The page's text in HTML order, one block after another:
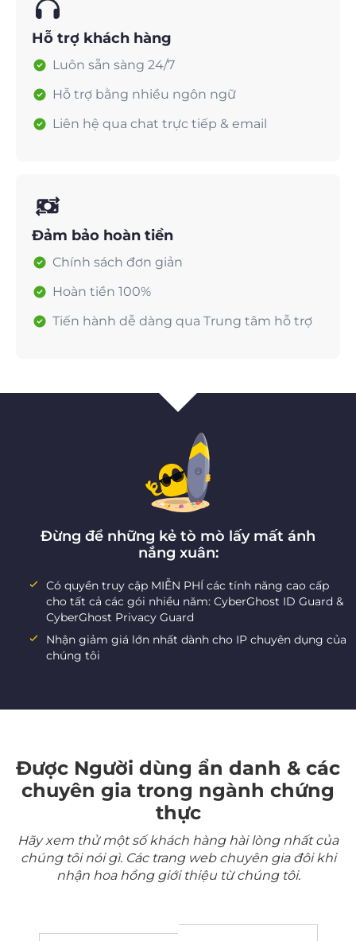
Hỗ trợ khách hàng
Luôn sẵn sàng 24/7
Hỗ trợ bằng nhiều ngôn ngữ
Liên hệ qua chat trực tiếp & email
Đảm bảo hoàn tiền
Chính sách đơn giản
Hoàn tiền 100%
Tiến hành dễ dàng qua Trung tâm hỗ trợ
Đừng để những kẻ tò mò lấy mất ánh
nắng xuân:
Có quyền truy cập MIỄN PHÍ các tính năng cao cấp
cho tất cả các gói nhiều năm: CyberGhost ID Guard &
CyberGhost Privacy Guard
Nhận giảm giá lớn nhất dành cho IP chuyên dụng của
chúng tôi
Được Người dùng ẩn danh & các
chuyên gia trong ngành chứng
thực
Hãy xem thử một số khách hàng hài lòng nhất của
chúng tôi nói gì. Các trang web chuyên gia đôi khi
nhận hoa hồng giới thiệu từ chúng tôi.